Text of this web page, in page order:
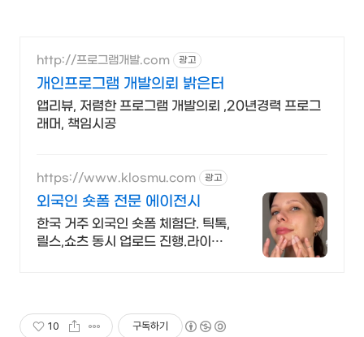
http://프로그램개발.com 광고
개인프로그램 개발의뢰 밝은터
앱리뷰, 저렴한 프로그램 개발의뢰 ,20년경력 프로그
래머, 책임시공
https://www.klosmu.com 광고
외국인 숏폼 전문 에이전시
한국 거주 외국인 숏폼 체험단. 틱톡,
릴스,쇼츠 동시 업로드 진행.라이브
10 구독하기